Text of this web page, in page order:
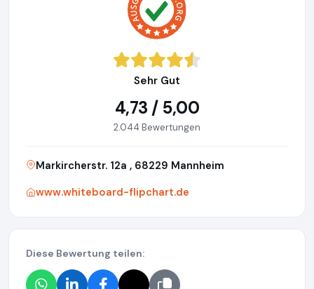
Sehr Gut
4,73 / 5,00
2.044 Bewertungen
Markircherstr. 12a , 68229 Mannheim
www.whiteboard-flipchart.de
Diese Bewertung teilen: